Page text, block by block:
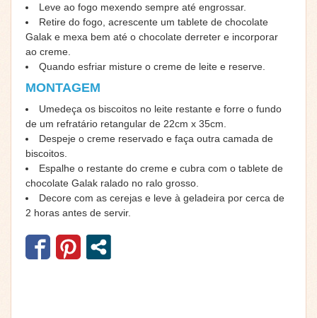
Leve ao fogo mexendo sempre até engrossar.
Retire do fogo, acrescente um tablete de chocolate
Galak e mexa bem até o chocolate derreter e incorporar
ao creme.
Quando esfriar misture o creme de leite e reserve.
MONTAGEM
Umedeça os biscoitos no leite restante e forre o fundo
de um refratário retangular de 22cm x 35cm.
Despeje o creme reservado e faça outra camada de
biscoitos.
Espalhe o restante do creme e cubra com o tablete de
chocolate Galak ralado no ralo grosso.
Decore com as cerejas e leve à geladeira por cerca de
2 horas antes de servir.